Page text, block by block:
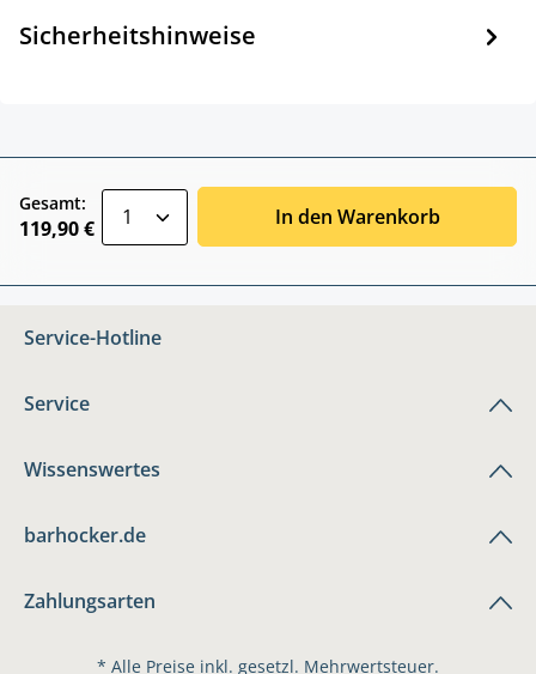
Sicherheitshinweise
Gesamt:
119,90 € In den Warenkorb
Service-Hotline
Service
Wissenswertes
barhocker.de
Zahlungsarten
* Alle Preise inkl. gesetzl. Mehrwertsteuer.